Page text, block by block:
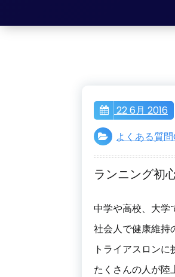
22 6月 2016
よくある質
ランニング初
中学や高校、大学
社会人で健康維持
トライアスロン
たくさんの人が陸